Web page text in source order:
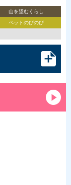
山を望むくらし
ペットのびのび